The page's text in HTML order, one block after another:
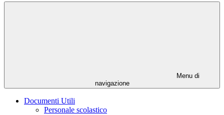
Menu di
navigazione
Documenti Utili
Personale scolastico